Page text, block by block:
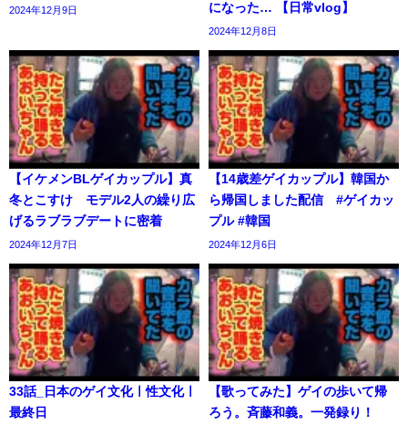
2024年12月9日
になった… 【日常vlog】
2024年12月8日
【イケメンBLゲイカップル】真
冬とこすけ モデル2人の繰り広
げるラブラブデートに密着
2024年12月7日
【14歳差ゲイカップル】韓国か
ら帰国しました配信 #ゲイカッ
プル #韓国
2024年12月6日
33話_日本のゲイ文化ㅣ性文化ㅣ
最終日
【歌ってみた】ゲイの歩いて帰
ろう。斉藤和義。一発録り！